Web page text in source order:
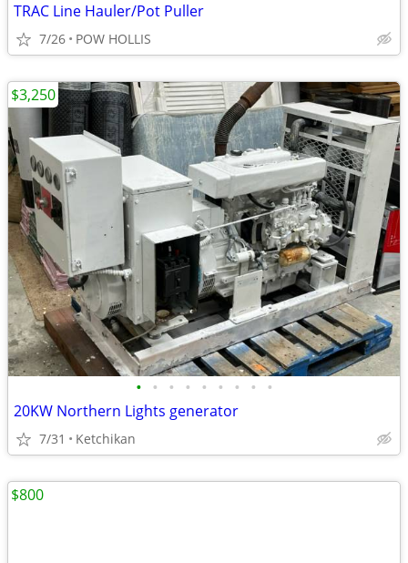
TRAC Line Hauler/Pot Puller
7/26 POW HOLLIS
• • • • • • • • •
20KW Northern Lights generator
7/31 Ketchikan
$3,250
$800